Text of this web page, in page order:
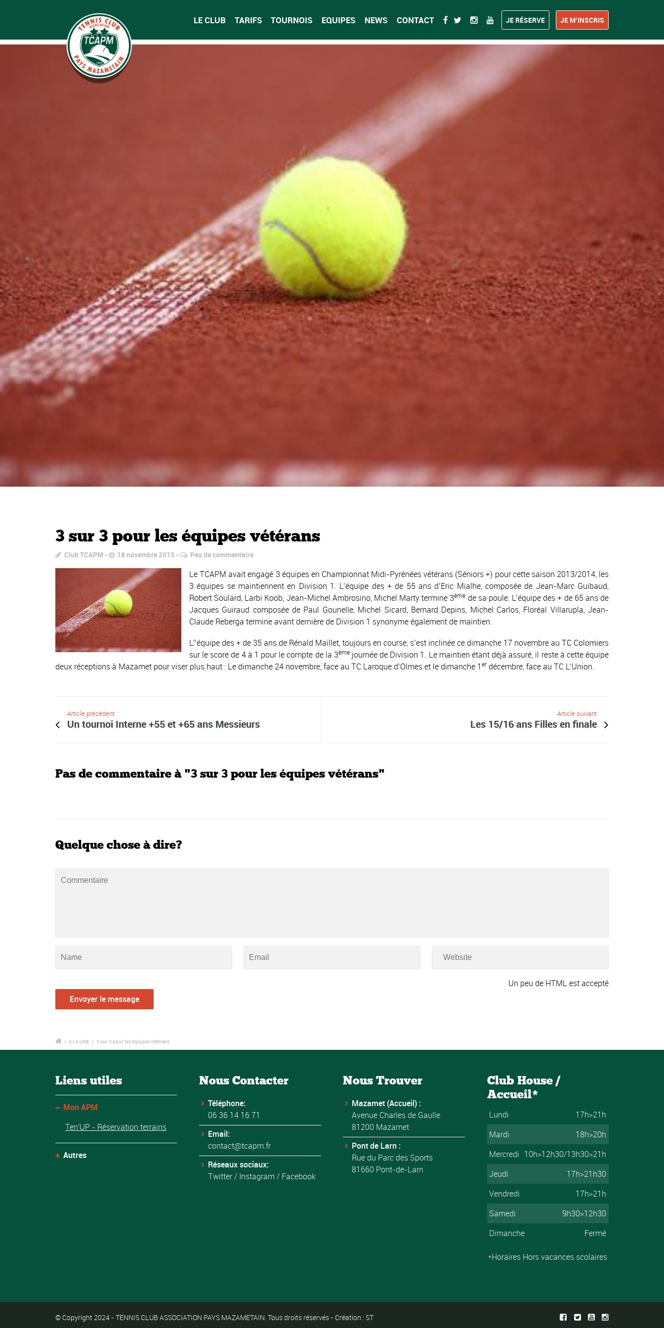
LE CLUB TARIFS TOURNOIS EQUIPES NEWS CONTACT JE RÉSERVE JE M’INSCRIS
3 sur 3 pour les équipes vétérans
Club TCAPM 18 novembre 2013 Pas de commentaire
Le TCAPM avait engagé 3 équipes en Championnat Midi-Pyrénées vétérans (Séniors +) pour cette saison 2013/2014, les
3 équipes se maintiennent en Division 1. L’équipe des + de 55 ans d’Eric Mialhe, composée de Jean-Marc Guibaud,
Robert Soulard, Larbi Koob, Jean-Michel Ambrosino, Michel Marty termine 3ème de sa poule. L’équipe des + de 65 ans de
Jacques Guiraud composée de Paul Gounelle, Michel Sicard, Bernard Depins, Michel Carlos, Floréal Villarupla, Jean-
Claude Reberga termine avant dernière de Division 1 synonyme également de maintien.
L’’équipe des + de 35 ans de Rénald Maillet, toujours en course, s’est inclinée ce dimanche 17 novembre au TC Colomiers
sur le score de 4 à 1 pour le compte de la 3èmejournée de Division 1. Le maintien étant déjà assuré, il reste à cette équipe
deux réceptions à Mazamet pour viser plus haut : Le dimanche 24 novembre, face au TC Laroque d’Olmes et le dimanche 1er décembre, face au TC L’Union.
Article précédent
Un tournoi Interne +55 et +65 ans Messieurs
Article suivant
Les 15/16 ans Filles en finale
Pas de commentaire à "3 sur 3 pour les équipes vétérans"
Quelque chose à dire?
Un peu de HTML est accepté
/ A LA UNE / 3 sur 3 pour les équipes vétérans
Liens utiles
Mon APM
Ten'UP - Réservation terrains
Autres
Nous Contacter
Téléphone:
06 36 14 16 71
Email:
contact@tcapm.fr
Réseaux sociaux:
Twitter/ Instagram / Facebook
Nous Trouver
Mazamet (Accueil) :
Avenue Charles de Gaulle
81200 Mazamet
Pont de Larn :
Rue du Parc des Sports
81660 Pont-de-Larn
Club House /
Accueil*
Lundi
17h>21h
Mardi
18h>20h
Mercredi 10h>12h30/13h30>21h
Jeudi
17h>21h30
Vendredi
17h>21h
Samedi
9h30>12h30
Dimanche
Fermé
*Horaires Hors vacances scolaires
© Copyright 2024 - TENNIS CLUB ASSOCIATION PAYS MAZAMETAIN. Tous droits réservés - Création : ST